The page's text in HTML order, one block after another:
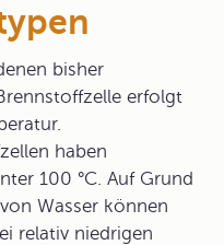
bisher
erfolgt
haben
100 °C. Auf Grund
Wasser können
relativ niedrigen